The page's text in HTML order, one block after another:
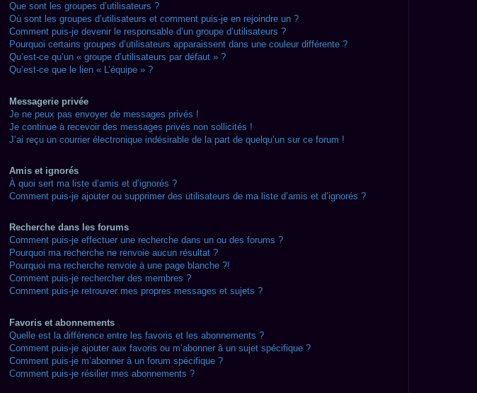
Que sont les groupes d’utilisateurs ?
Où sont les groupes d’utilisateurs et comment puis-je en rejoindre un ?
Comment puis-je devenir le responsable d’un groupe d’utilisateurs ?
Pourquoi certains groupes d’utilisateurs apparaissent dans une couleur différente ?
Qu’est-ce qu’un « groupe d’utilisateurs par défaut » ?
Qu’est-ce que le lien « L’équipe » ?
Messagerie privée
Je ne peux pas envoyer de messages privés !
Je continue à recevoir des messages privés non sollicités !
J’ai reçu un courrier électronique indésirable de la part de quelqu’un sur ce forum !
Amis et ignorés
À quoi sert ma liste d’amis et d’ignorés ?
Comment puis-je ajouter ou supprimer des utilisateurs de ma liste d’amis et d’ignorés ?
Recherche dans les forums
Comment puis-je effectuer une recherche dans un ou des forums ?
Pourquoi ma recherche ne renvoie aucun résultat ?
Pourquoi ma recherche renvoie à une page blanche ?!
Comment puis-je rechercher des membres ?
Comment puis-je retrouver mes propres messages et sujets ?
Favoris et abonnements
Quelle est la différence entre les favoris et les abonnements ?
Comment puis-je ajouter aux favoris ou m’abonner à un sujet spécifique ?
Comment puis-je m’abonner à un forum spécifique ?
Comment puis-je résilier mes abonnements ?